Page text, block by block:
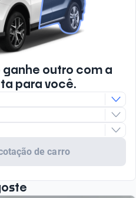
ganhe outro com a
para você.
de carro